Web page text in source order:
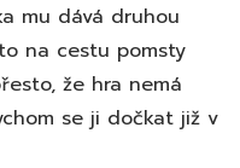
mu dává druhou
na cestu pomsty
že hra nemá
se ji dočkat již v